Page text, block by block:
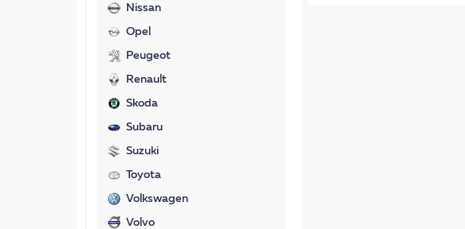
Nissan
Opel
Peugeot
Renault
Skoda
Subaru
Suzuki
Toyota
Volkswagen
Volvo